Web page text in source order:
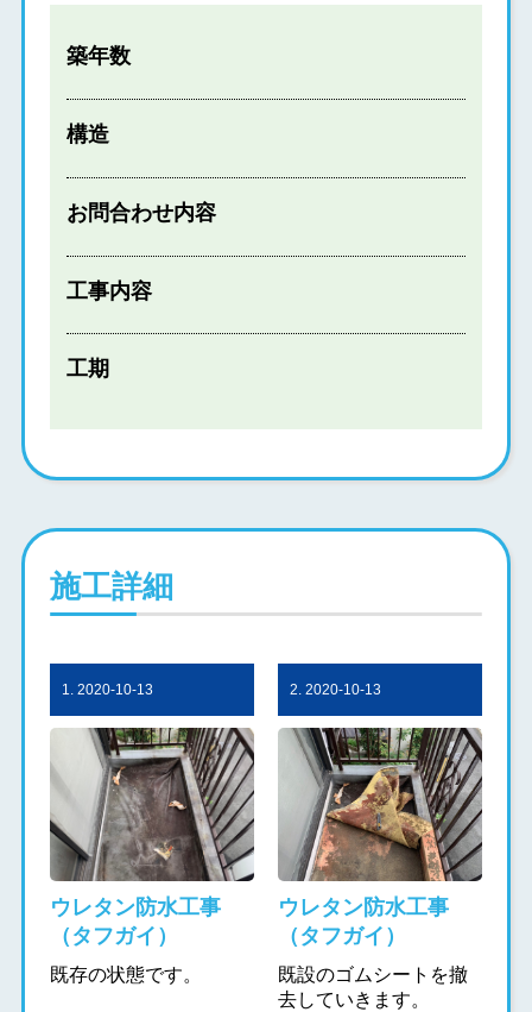
築年数
構造
お問合わせ内容
工事内容
工期
施工詳細
1. 2020-10-13
ウレタン防水工事
（タフガイ）
既存の状態です。
2. 2020-10-13
ウレタン防水工事
（タフガイ）
既設のゴムシートを撤
去していきます。